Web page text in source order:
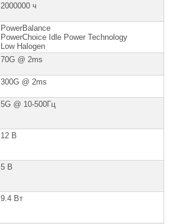
2000000 ч
PowerBalance
PowerChoice Idle Power Technology
Low Halogen
70G @ 2ms
300G @ 2ms
5G @ 10-500Гц
12 В
5 В
9.4 Вт